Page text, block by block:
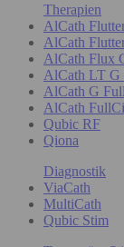
Therapien
AlCath
AlCath
AlCath Flux
AlCath LT G
AlCath G
AlCath
Qubic RF
Qiona
Diagnostik
ViaCath
MultiCath
Qubic Stim